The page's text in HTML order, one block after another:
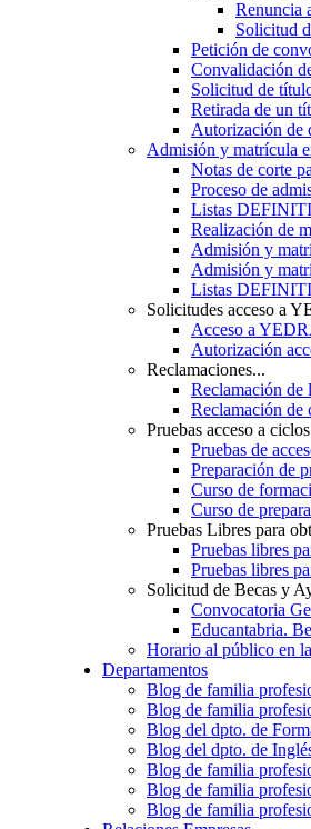
Renuncia
Solicitud
Petición de
Convalidación
Solicitud de
Retirada de un
Autorización de
Admisión y matrícula
Notas de corte
Proceso de
Listas
Realización de
Admisión y
Admisión y
Listas
Solicitudes acceso a
Acceso a
Autorización
Reclamaciones...
Reclamación
Reclamación de
Pruebas acceso a
Pruebas de
Preparación de
Curso de
Curso de
Pruebas Libres para
Pruebas libres
Pruebas libres
Solicitud de Becas y
Convocatoria
Educantabria.
Horario al público en
Departamentos
Blog de familia
Blog de familia
Blog del dpto. de
Blog del dpto. de
Blog de familia
Blog de familia
Blog de familia